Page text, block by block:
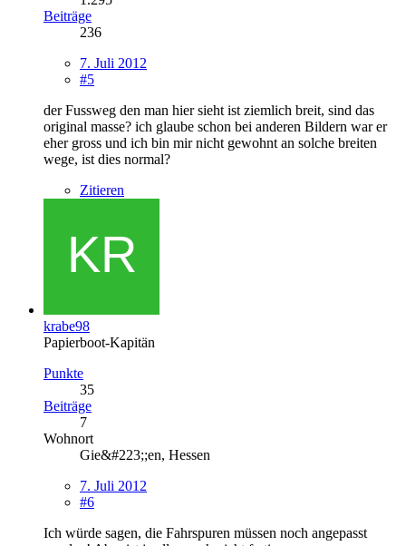
Beiträge
236
7. Juli 2012
#5
der Fussweg den man hier sieht ist ziemlich breit, sind das
original masse? ich glaube schon bei anderen Bildern war er
eher gross und ich bin mir nicht gewohnt an solche breiten
wege, ist dies normal?
Zitieren
krabe98
Papierboot-Kapitän
Punkte
35
Beiträge
7
Wohnort
Gie&#223;;en, Hessen
7. Juli 2012
#6
Ich würde sagen, die Fahrspuren müssen noch angepasst